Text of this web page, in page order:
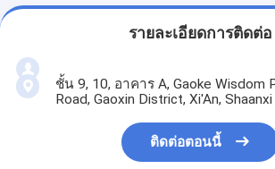
รายละเอียดการติดต่อ
ชั้น 9, 10, อาคาร A, Gaoke Wisdom
Road, Gaoxin District, Xi'An,
ติดต่อตอนนี้